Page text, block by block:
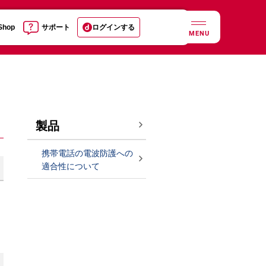
サポート ログインする
MENU
製品
携帯電話の電波防護への
適合性について